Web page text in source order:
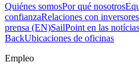
Quiénes somosPor qué nosotros
confianzaRelaciones con
prensa (EN)SailPoint en las
BackUbicaciones de oficinas
Empleo